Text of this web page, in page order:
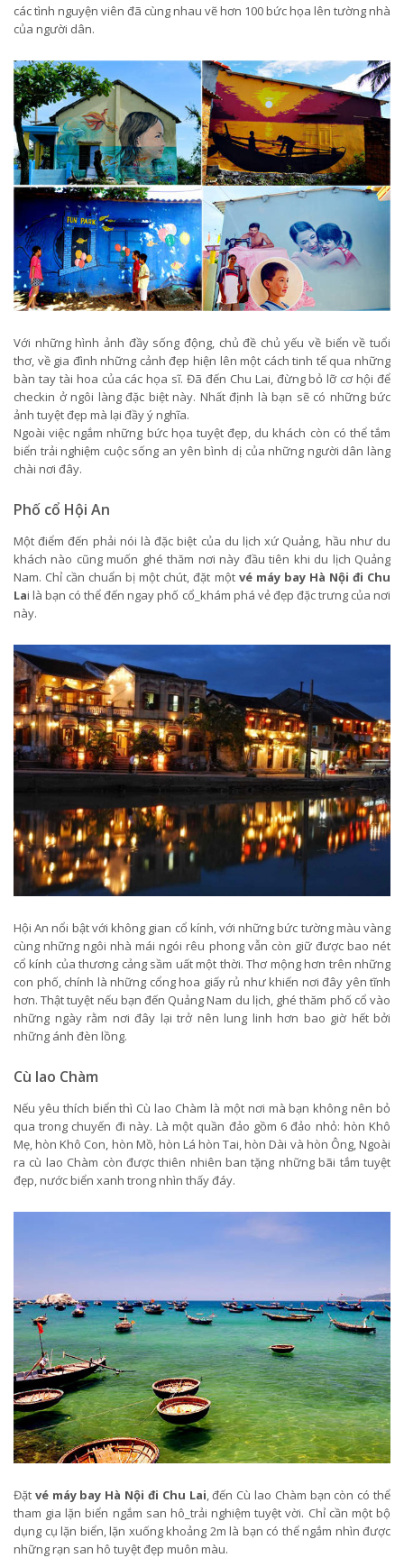
các tình nguyện viên đã cùng nhau vẽ hơn 100 bức họa lên tường nhà
của người dân.
Với những hình ảnh đầy sống động, chủ đề chủ yếu về biển về tuổi
thơ, về gia đình những cảnh đẹp hiện lên một cách tinh tế qua những
bàn tay tài hoa của các họa sĩ. Đã đến Chu Lai, đừng bỏ lỡ cơ hội để
checkin ở ngôi làng đặc biệt này. Nhất định là bạn sẽ có những bức
ảnh tuyệt đẹp mà lại đầy ý nghĩa.
Ngoài việc ngắm những bức họa tuyệt đẹp, du khách còn có thể tắm
biển trải nghiệm cuộc sống an yên bình dị của những người dân làng
chài nơi đây.
Phố cổ Hội An
Một điểm đến phải nói là đặc biệt của du lịch xứ Quảng, hầu như du
khách nào cũng muốn ghé thăm nơi này đầu tiên khi du lịch Quảng
Nam. Chỉ cần chuẩn bị một chút, đặt một vé máy bay Hà Nội đi Chu
Lai là bạn có thể đến ngay phố cổ_khám phá vẻ đẹp đặc trưng của nơi
này.
Hội An nổi bật với không gian cổ kính, với những bức tường màu vàng
cùng những ngôi nhà mái ngói rêu phong vẫn còn giữ được bao nét
cổ kính của thương cảng sầm uất một thời. Thơ mộng hơn trên những
con phố, chính là những cổng hoa giấy rủ như khiến nơi đây yên tĩnh
hơn. Thật tuyệt nếu bạn đến Quảng Nam du lịch, ghé thăm phố cổ vào
những ngày rằm nơi đây lại trở nên lung linh hơn bao giờ hết bởi
những ánh đèn lồng.
Cù lao Chàm
Nếu yêu thích biển thì Cù lao Chàm là một nơi mà bạn không nên bỏ
qua trong chuyến đi này. Là một quần đảo gồm 6 đảo nhỏ: hòn Khô
Mẹ, hòn Khô Con, hòn Mồ, hòn Lá hòn Tai, hòn Dài và hòn Ông, Ngoài
ra cù lao Chàm còn được thiên nhiên ban tặng những bãi tắm tuyệt
đẹp, nước biển xanh trong nhìn thấy đáy.
Đặt vé máy bay Hà Nội đi Chu Lai, đến Cù lao Chàm bạn còn có thể
tham gia lặn biển ngắm san hô_trải nghiệm tuyệt vời. Chỉ cần một bộ
dụng cụ lặn biển, lặn xuống khoảng 2m là bạn có thể ngắm nhìn được
những rạn san hô tuyệt đẹp muôn màu.